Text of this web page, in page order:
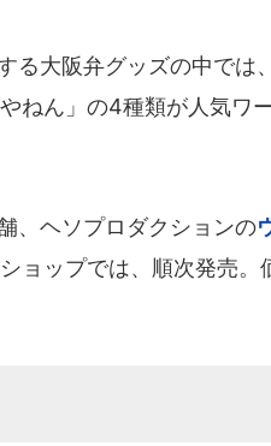
る大阪弁グッズの中では
ねん」の4種類が人気ワ
、ヘソプロダクションの
ョップでは、順次発売。